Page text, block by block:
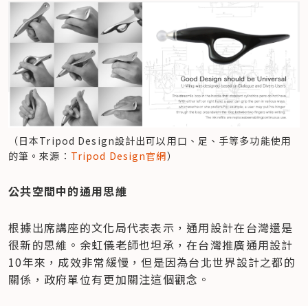
（日本Tripod Design設計出可以用口、足、手等多功能使用
的筆。來源： Tripod Design官網）
公共空間中的通用思維
根據出席講座的文化局代表表示，通用設計在台灣還是
很新的思維。余虹儀老師也坦承，在台灣推廣通用設計
10年來，成效非常緩慢，但是因為台北世界設計之都的
關係，政府單位有更加關注這個觀念。